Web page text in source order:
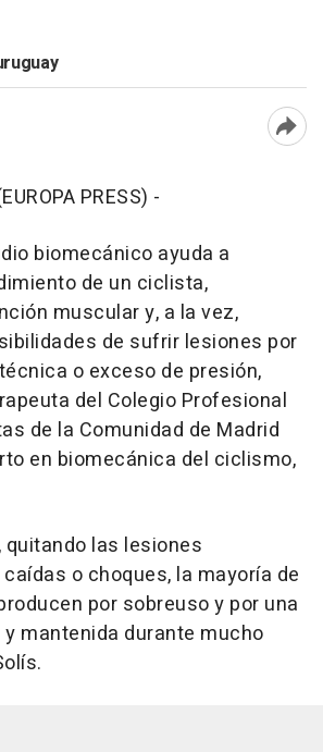
PRESS) -
biomecánico ayuda a
de un ciclista,
muscular y, a la vez,
de sufrir lesiones por
o exceso de presión,
del Colegio Profesional
de la Comunidad de Madrid
en biomecánica del ciclismo,
quitando las lesiones
o choques, la mayoría de
por sobreuso y por una
mantenida durante mucho